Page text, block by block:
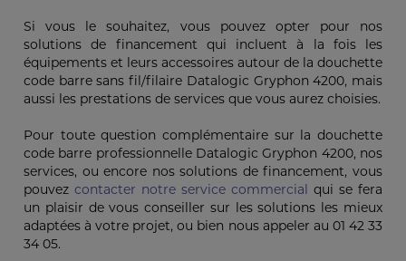
Si vous le souhaitez, vous pouvez opter pour nos
solutions de financement qui incluent à la fois les
équipements et leurs accessoires autour de la douchette
code barre sans fil/filaire Datalogic Gryphon 4200, mais
aussi les prestations de services que vous aurez choisies.
Pour toute question complémentaire sur la douchette
code barre professionnelle Datalogic Gryphon 4200, nos
services, ou encore nos solutions de financement, vous
pouvez contacter notre service commercial qui se fera
un plaisir de vous conseiller sur les solutions les mieux
adaptées à votre projet, ou bien nous appeler au 01 42 33
34 05.